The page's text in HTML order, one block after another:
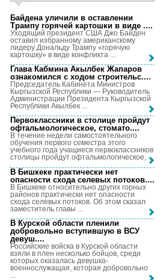
Байдена уличили в оставлении
Трампу горячей картошки в виде ....
Уходящий президент США Джо Байден
оставил избранному американскому
лидеру Дональду Трампу «горячую
картошку» в виде конфликта ...
Глава Кабмина Акылбек Жапаров
ознакомился с ходом строительс....
Председатель Кабинета Министров
Кыргызской Республики — Руководитель
Администрации Президента Кыргызской
Республики Акылбек ...
Первоклассники в столице пройдут
офтальмологическое, стомато....
В течение недели самостоятельного
обучения первого семестра этого
учебного года учащиеся первоклассников
столицы пройдут офтальмологическое, ...
В Бишкеке практически нет
опасности схода селевых потоков....
В Бишкеке относительно других горных
районов практически нет опасности
схода селевых потоков. Об этом сказал
заместитель главы ...
В Курской области пленили
добровольно вступившую в ВСУ
девуш....
Российские войска в Курской области
взяли в плен несколько бойцов, среди
которых оказалась девушка-
военнослужащая, которая добровольно
...